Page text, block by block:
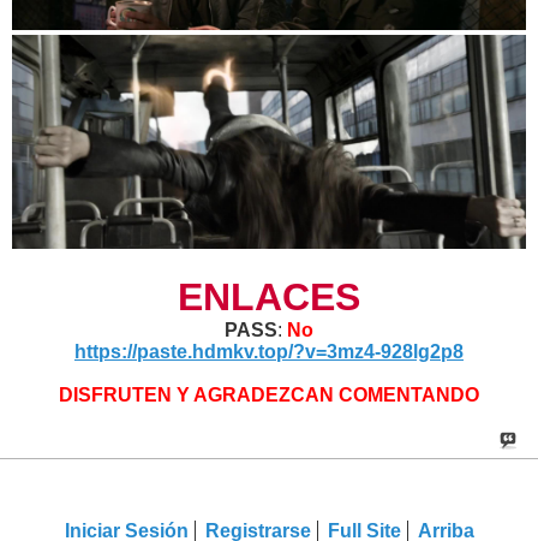
ENLACES
PASS: No
https://paste.hdmkv.top/?v=3mz4-928lg2p8
DISFRUTEN Y AGRADEZCAN COMENTANDO
Iniciar Sesión Registrarse Full Site Arriba